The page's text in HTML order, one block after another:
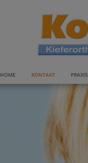
HOME KONTAKT PRAXIS